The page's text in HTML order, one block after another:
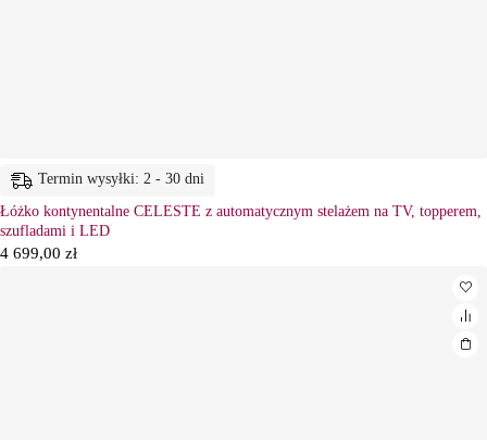
Termin wysyłki: 2 - 30 dni
Łóżko kontynentalne CELESTE z automatycznym stelażem na TV, topperem,
szufladami i LED
4 699,00 zł